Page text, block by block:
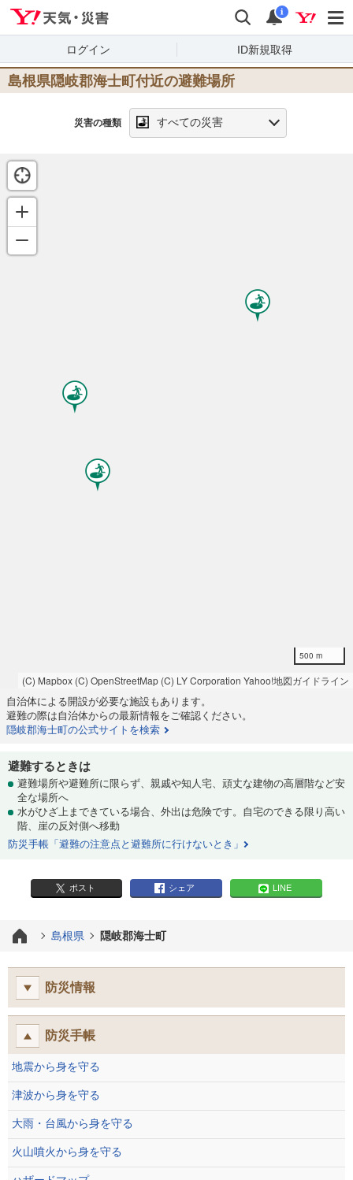
検索 通知
i
ログイン ID新規取得
島根県隠岐郡海士町 付近の避難場所
災害の種類 すべての災害
500 m
(C) Mapbox (C) OpenStreetMap (C) LY Corporation Yahoo!地図ガイドライン
自治体による開設が必要な施設もあります。
避難の際は自治体からの最新情報をご確認ください。
隠岐郡海士町の公式サイトを検索
避難するときは
避難場所や避難所に限らず、親戚や知人宅、頑丈な建物の高層階など安
全な場所へ
水がひざ上まできている場合、外出は危険です。自宅のできる限り高い
階、崖の反対側へ移動
防災手帳「避難の注意点と避難所に行けないとき」
ポスト シェア LINE
島根県 隠岐郡海士町
防災情報
防災手帳
地震から身を守る
津波から身を守る
大雨・台風から身を守る
火山噴火から身を守る